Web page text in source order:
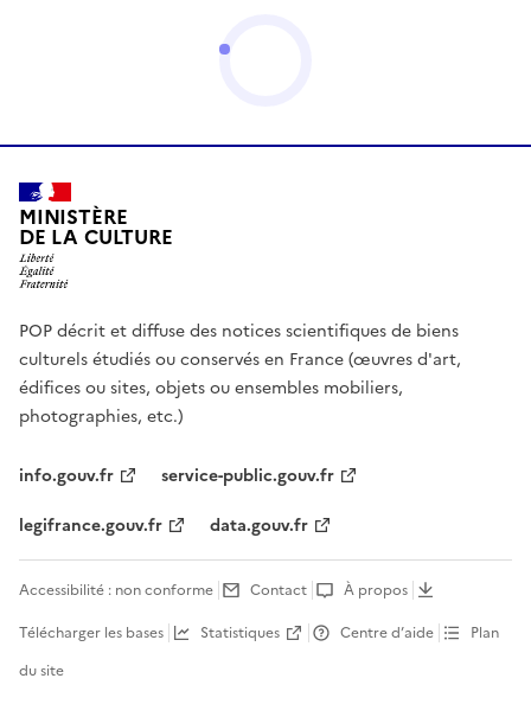
MINISTÈRE
DE LA CULTURE
POP décrit et diffuse des notices scientifiques de biens
culturels étudiés ou conservés en France (œuvres d'art,
édifices ou sites, objets ou ensembles mobiliers,
photographies, etc.)
info.gouv.fr
service-public.gouv.fr
legifrance.gouv.fr
data.gouv.fr
Accessibilité : non conforme Contact
À propos
Télécharger les bases
Statistiques Centre d’aide
Plan
du site